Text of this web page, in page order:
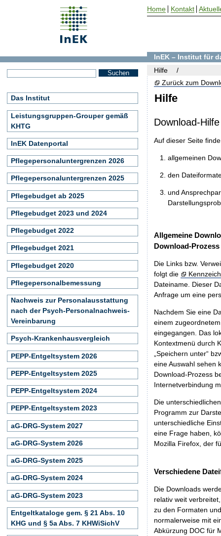
Hilfe
Zurück zum
Download-Hilfe
Auf dieser Seite
allgemeinen
den
und
Allgemeine
Download-Prozess
Die Links bzw.
folgt die
Dateiname. Dieser
Anfrage um eine
Nachdem Sie eine
einem
eingegangen. Das
Kontextmenü durch
„Speichern unter“
eine Auswahl sehen
Download-Prozess
Internetverbindung
Die
Programm zur
unterschiedliche
eine Frage haben,
Mozilla Firefox, der
Verschiedene
Die Downloads
relativ weit
zu den Formaten
normalerweise mit
Abkürzung DOC für
InEK – Institut für
Hilfe
Das Institut
Leistungsgruppen-Grouper gemäß
KHTG
InEK Datenportal
Pflegepersonaluntergrenzen 2026
Pflegepersonaluntergrenzen 2025
Pflegebudget ab 2025
Pflegebudget 2023 und 2024
Pflegebudget 2022
Pflegebudget 2021
Pflegebudget 2020
Pflegepersonalbemessung
Nachweis zur Personalausstattung
nach der Psych-Personalnachweis-
Vereinbarung
Psych-Krankenhausvergleich
PEPP-Entgeltsystem 2026
PEPP-Entgeltsystem 2025
PEPP-Entgeltsystem 2024
PEPP-Entgeltsystem 2023
aG-DRG-System 2027
aG-DRG-System 2026
aG-DRG-System 2025
aG-DRG-System 2024
aG-DRG-System 2023
Entgeltkataloge gem. § 21 Abs. 10
KHG und § 5a Abs. 7 KHWiSichV
Home Kontakt